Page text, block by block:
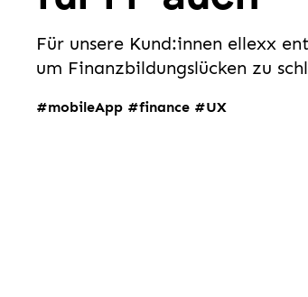
Für unsere Kund:innen ellexx
um Finanzbildungslücken zu
#mobileApp #finance #UX